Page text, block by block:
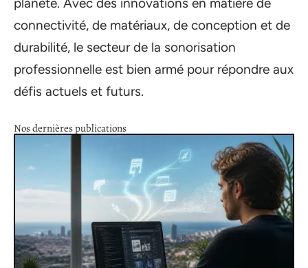
connectivité, de matériaux, de conception et de
durabilité, le secteur de la sonorisation
professionnelle est bien armé pour répondre aux
défis actuels et futurs.
Nos dernières publications